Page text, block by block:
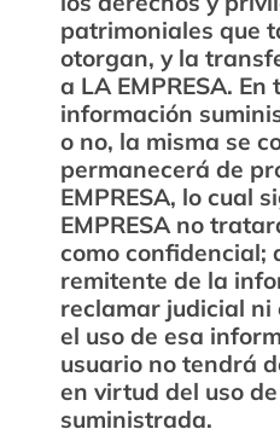
patrimoniales que
otorgan, y la
a LA EMPRESA.
información
o no, la misma se
permanecerá de
EMPRESA, lo cual
EMPRESA no
como confidencial;
remitente de la
reclamar judicial
el uso de esa
usuario no tendrá
en virtud del uso
suministrada.